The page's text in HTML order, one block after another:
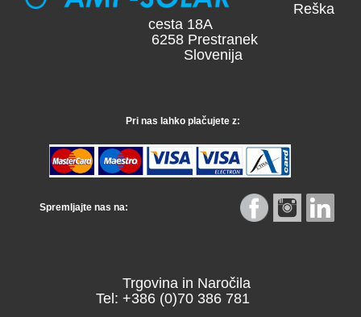
Reška
cesta 18A
6258 Prestranek
Slovenija
Pri nas lahko plačujete z:
Spremljajte nas na:
Trgovina in Naročila
Tel: +386 (0)70 386 781